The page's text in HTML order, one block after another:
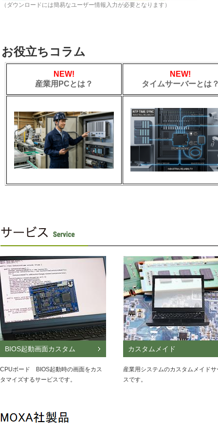
（ダウンロードには簡易なユーザー情報入力が必要となります）
お役立ちコラム
NEW!
産業用PCとは？
NEW!
タイムサーバーとは
BIOS起動画面カスタム
CPUボード BIOS起動時の画面をカス
タマイズするサービスです。
カスタムメイド
産業用システムのカスタムメイドサ
スです。